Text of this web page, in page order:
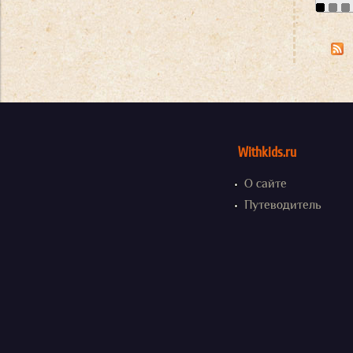
Withkids.ru
О сайте
Путеводитель